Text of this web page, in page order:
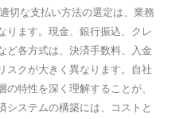
切な支払い方法の選定は、業務
ります。現金、銀行振込、クレ
ど各方式は、決済手数料、入金
スクが大きく異なります。自社
特性を深く理解することが、
システムの構築には、コストと